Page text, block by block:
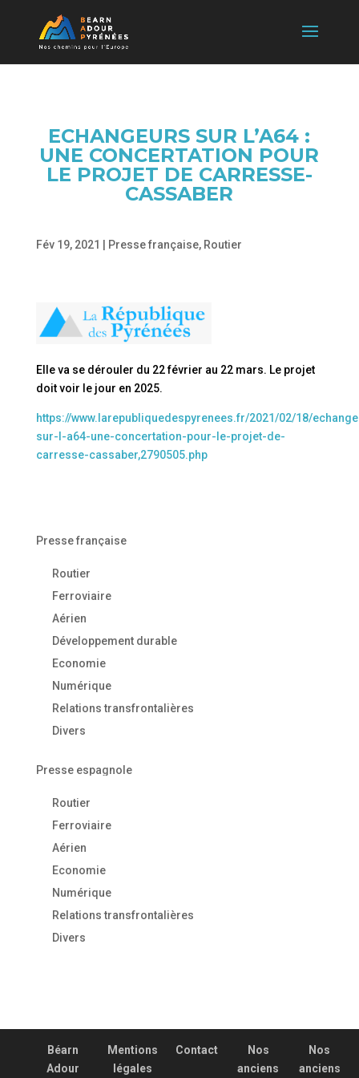
ECHANGEURS SUR L’A64 :
UNE CONCERTATION POUR
LE PROJET DE CARRESSE-
CASSABER
Fév 19, 2021 Presse française, Routier
Elle va se dérouler du 22 février au 22 mars. Le projet
doit voir le jour en 2025.
https://www.larepubliquedespyrenees.fr/2021/02/18/
sur-l-a64-une-concertation-pour-le-projet-de-
carresse-cassaber,2790505.php
Presse française
Routier
Ferroviaire
Aérien
Développement durable
Economie
Numérique
Relations transfrontalières
Divers
Presse espagnole
Routier
Ferroviaire
Aérien
Economie
Numérique
Relations transfrontalières
Divers
Béarn
Adour
Mentions
légales
Contact
Nos
anciens
Nos
anciens